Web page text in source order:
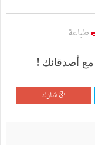
طباعة
أصدقائك !
شارك